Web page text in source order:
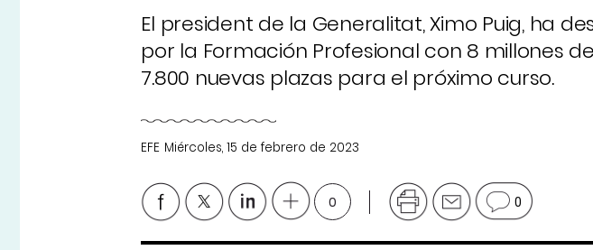
El president de la Generalitat, Ximo Puig, ha
por la Formación Profesional con 8 millones
7.800 nuevas plazas para el próximo curso.
EFE Miércoles, 15 de febrero de 2023
0 0